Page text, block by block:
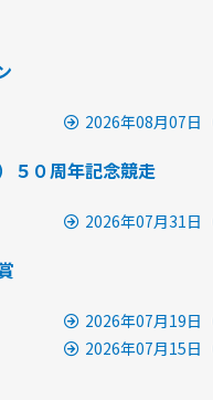
2026年08月07日（
５０周年記念競走
2026年07月31日（
2026年07月19日（
2026年07月15日（